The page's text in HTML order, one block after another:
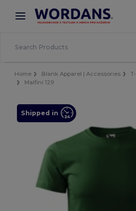
× Aplikace Wordans
Lepší ceny v aplikaci!
Home Blank Apparel | Accessories
Malfini 129
Shipped in